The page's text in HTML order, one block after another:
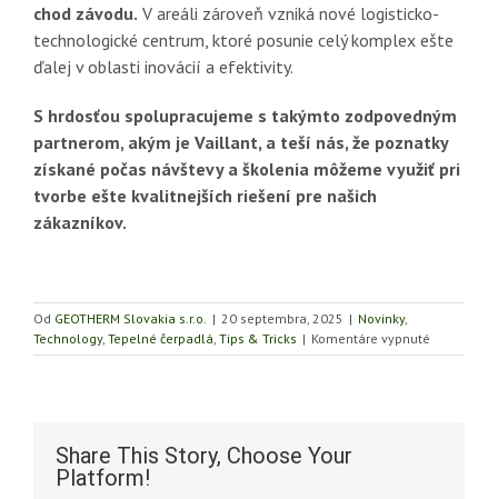
chod závodu. V areáli zároveň vzniká nové logisticko-
technologické centrum, ktoré posunie celý komplex ešte
ďalej v oblasti inovácií a efektivity.
S hrdosťou spolupracujeme s takýmto zodpovedným
partnerom, akým je Vaillant, a teší nás, že poznatky
získané počas návštevy a školenia môžeme využiť pri
tvorbe ešte kvalitnejších riešení pre našich
zákazníkov.
Od GEOTHERM Slovakia s.r.o. | 20 septembra, 2025 | Novinky,
Technology, Tepelné čerpadlá Tips & Tricks | Komentáre vypnuté
Odborné
Share This Story, Choose Your
Platform!